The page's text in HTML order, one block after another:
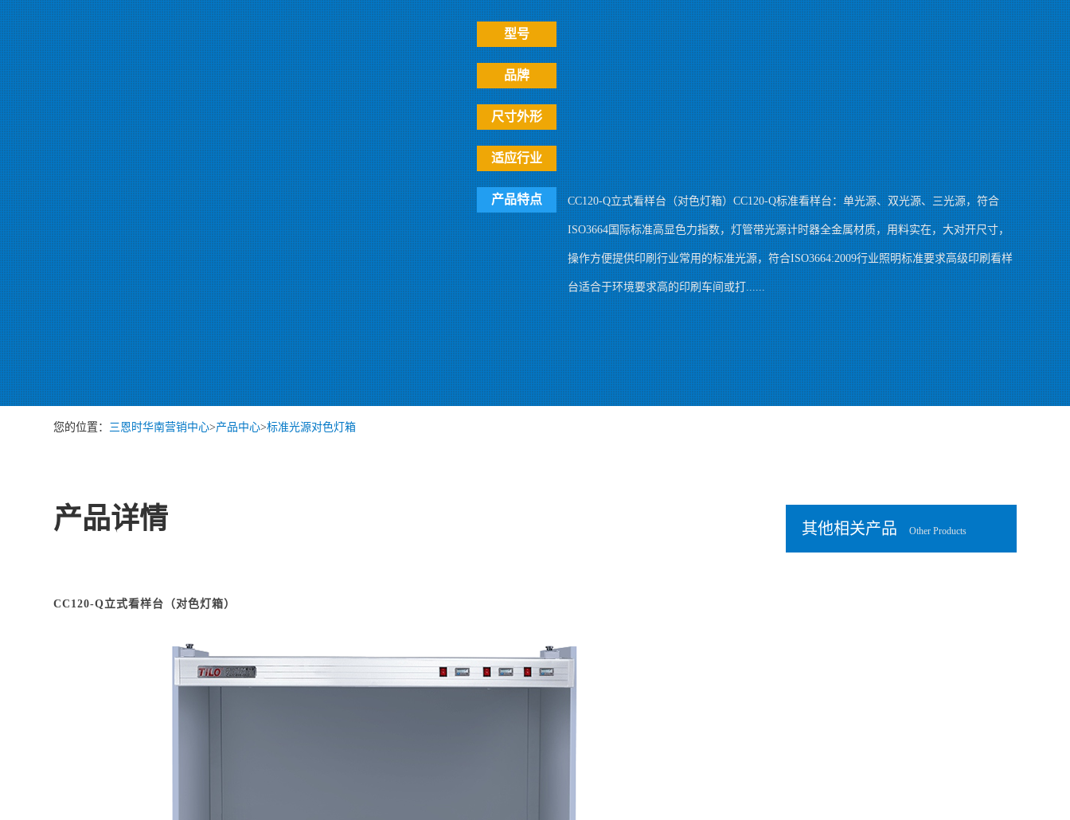
型号
品牌
尺寸外形
适应行业
产品特点 CC120-Q立式看样台（对色灯箱）CC120-Q标准看样台：单光源、双光源、三光源，符合
ISO3664国际标准高显色力指数，灯管带光源计时器全金属材质，用料实在，大对开尺寸，
操作方便提供印刷行业常用的标准光源，符合ISO3664:2009行业照明标准要求高级印刷看样
台适合于环境要求高的印刷车间或打......
您的位置： 三恩时华南营销中心>产品中心>标准光源对色灯箱
产品详情
CC120-Q立式看样台（对色灯箱）
其他相关产品 Other Products